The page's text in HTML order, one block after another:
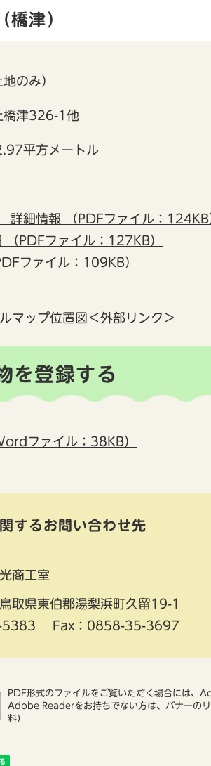
橋津）
のみ）
橋津326-1他
平方メートル
細情報 （PDFファイル：124KB
（PDFファイル：127KB）
ファイル：109KB）
マップ位置図 ＜外部リンク＞
を登録する
ファイル：38KB）
するお問い合わせ先
商工室
鳥取県東伯郡湯梨浜町久留19-1
5383
Fax：0858-35-3697
PDF形式のファイルをご覧いただく場合には、
Adobe Readerをお持ちでない方は、バナーの
料）